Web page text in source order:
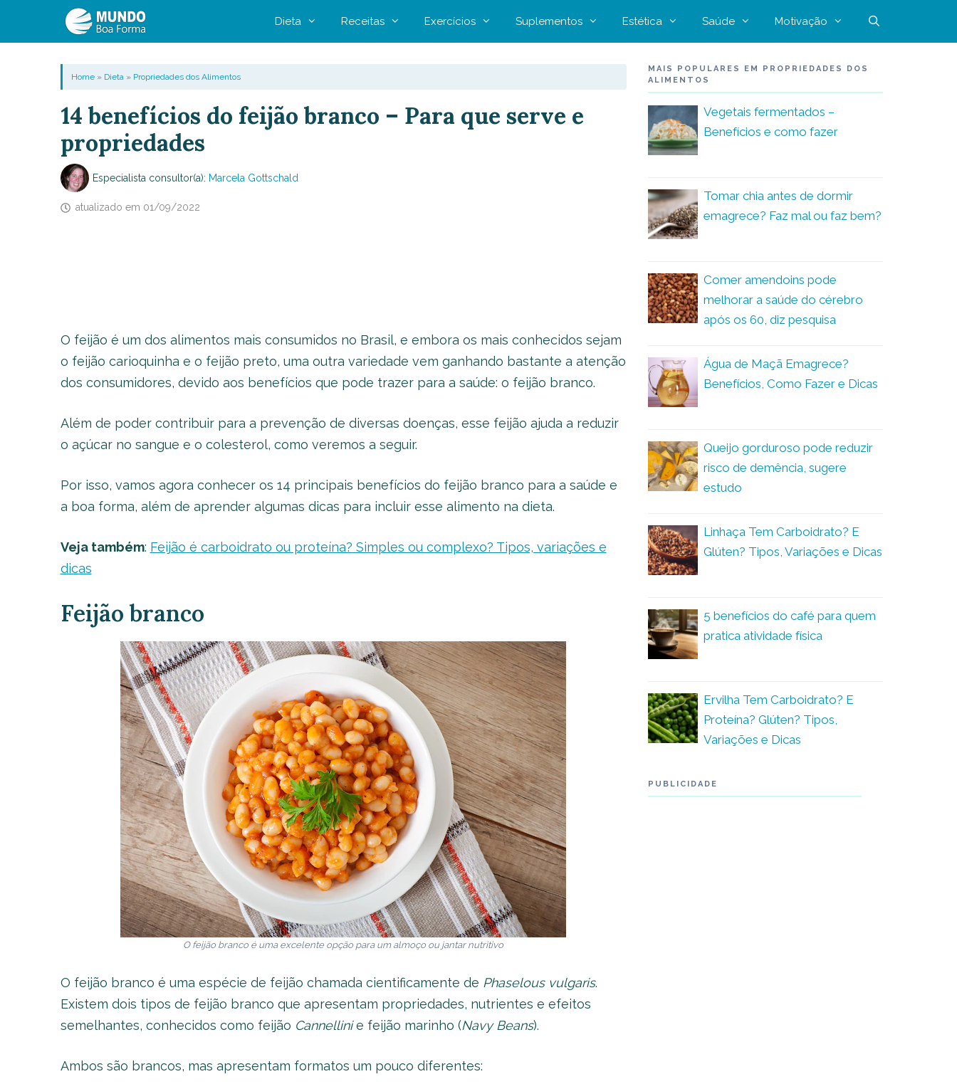
Dieta Receitas Exercícios Suplementos Estética Saúde Motivação
Home» Dieta» Propriedades dos Alimentos
14 benefícios do feijão branco – Para que serve e
propriedades
Especialista consultor(a): Marcela Gottschald
atualizado em 01/09/2022
O feijão é um dos alimentos mais consumidos no Brasil, e embora os mais conhecidos sejam
o feijão carioquinha e o feijão preto, uma outra variedade vem ganhando bastante a atenção
dos consumidores, devido aos benefícios que pode trazer para a saúde: o feijão branco.
Além de poder contribuir para a prevenção de diversas doenças, esse feijão ajuda a reduzir
o açúcar no sangue e o colesterol, como veremos a seguir.
Por isso, vamos agora conhecer os 14 principais benefícios do feijão branco para a saúde e
a boa forma, além de aprender algumas dicas para incluir esse alimento na dieta.
Veja também: Feijão é carboidrato ou proteína? Simples ou complexo? Tipos, variações e
dicas
Feijão branco
O feijão branco é uma excelente opção para um almoço ou jantar nutritivo
O feijão branco é uma espécie de feijão chamada cientificamente de Phaselous vulgaris.
Existem dois tipos de feijão branco que apresentam propriedades, nutrientes e efeitos
semelhantes, conhecidos como feijão Cannellinie feijão marinho (Navy Beans).
Ambos são brancos, mas apresentam formatos um pouco diferentes:
MAIS POPULARES EM PROPRIEDADES DOS
ALIMENTOS
Vegetais fermentados –
Benefícios e como fazer
Tomar chia antes de dormir
emagrece? Faz mal ou faz bem?
Comer amendoins pode
melhorar a saúde do cérebro
após os 60, diz pesquisa
Água de Maçã Emagrece?
Benefícios, Como Fazer e Dicas
Queijo gorduroso pode reduzir
risco de demência, sugere
estudo
Linhaça Tem Carboidrato? E
Glúten? Tipos, Variações e Dicas
5 benefícios do café para quem
pratica atividade física
Ervilha Tem Carboidrato? E
Proteína? Glúten? Tipos,
Variações e Dicas
PUBLICIDADE